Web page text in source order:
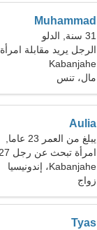
Muhammad
31 سنة, الدلو
الرجل يريد مقابلة امرأة
Kabanjahe
مال، تنس
Aulia
يبلغ من العمر 23 عاما,
السرطان
امرأة تبحث عن رجل 27-35
Kabanjahe، إندونيسيا
زواج
Tyas